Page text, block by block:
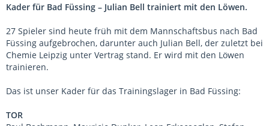
Kader für Bad Füssing – Julian Bell trainiert mit den Löwen.
27 Spieler sind heute früh mit dem Mannschaftsbus nach Bad
Füssing aufgebrochen, darunter auch Julian Bell, der zuletzt bei
Chemie Leipzig unter Vertrag stand. Er wird mit den Löwen
trainieren.
Das ist unser Kader für das Trainingslager in Bad Füssing:
TOR